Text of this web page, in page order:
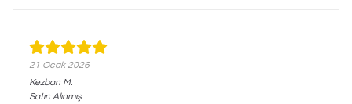
21 Ocak 2026
Kezban M.
Satın Alınmış